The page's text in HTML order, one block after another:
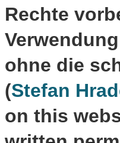
Rechte
ohne die
(Stefan
on this